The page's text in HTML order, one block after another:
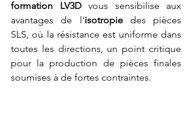
formation LV3D vous sensibilise aux
avantages de l'isotropie des pièces
SLS, où la résistance est uniforme dans
toutes les directions, un point critique
pour la production de pièces finales
soumises à de fortes contraintes.